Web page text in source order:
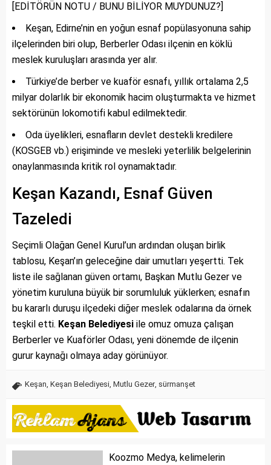
[EDİTÖRÜN NOTU / BUNU BİLİYOR MUYDUNUZ?]
Keşan, Edirne’nin en yoğun esnaf popülasyonuna sahip
ilçelerinden biri olup, Berberler Odası ilçenin en köklü
meslek kuruluşları arasında yer alır.
Türkiye’de berber ve kuaför esnafı, yıllık ortalama 2,5
milyar dolarlık bir ekonomik hacim oluşturmakta ve hizmet
sektörünün lokomotifi kabul edilmektedir.
Oda üyelikleri, esnafların devlet destekli kredilere
(KOSGEB vb.) erişiminde ve mesleki yeterlilik belgelerinin
onaylanmasında kritik rol oynamaktadır.
Keşan Kazandı, Esnaf Güven
Tazeledi
Seçimli Olağan Genel Kurul’un ardından oluşan birlik
tablosu, Keşan’ın geleceğine dair umutları yeşertti. Tek
liste ile sağlanan güven ortamı, Başkan Mutlu Gezer ve
yönetim kuruluna büyük bir sorumluluk yüklerken; esnafın
bu kararlı duruşu ilçedeki diğer meslek odalarına da örnek
teşkil etti. Keşan Belediyesi ile omuz omuza çalışan
Berberler ve Kuaförler Odası, yeni dönemde de ilçenin
gurur kaynağı olmaya aday görünüyor.
Keşan, Keşan Belediyesi, Mutlu Gezer, sürmanşet
Koozmo Medya, kelimelerin